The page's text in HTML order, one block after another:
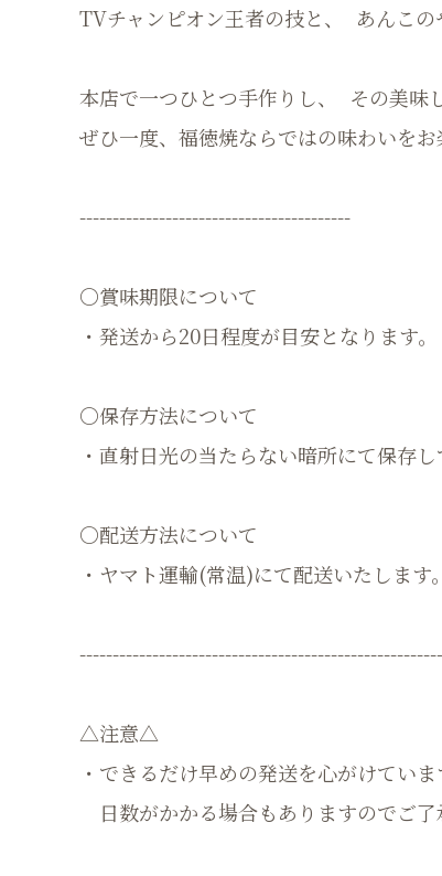
TVチャンピオン王者の技と、 あんこの
本店で一つひとつ手作りし、 その美味
ぜひ一度、福徳焼ならではの味わいをお
-----------------------------------------
〇賞味期限について
・発送から20日程度が目安となります。
〇保存方法について
・直射日光の当たらない暗所にて保存し
〇配送方法について
・ヤマト運輸(常温)にて配送いたします。
△注意△
・できるだけ早めの発送を心がけていま
日数がかかる場合もありますのでご了